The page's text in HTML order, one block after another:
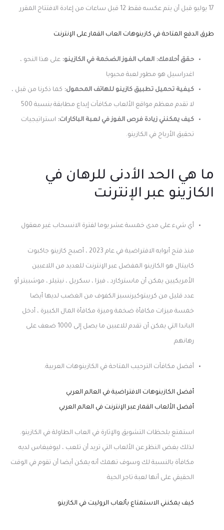
17 يوليو قبل أن يتم عكسه فقط 12 قبل ساعات من إعادة الافتتاح المقرر
طرق الدفع المتاحة في كازينوهات العاب القمار على الإنترنت
حقق أحلامك: العاب الفوز الضخمة في الكازينو: على هذا النحو ،
اغدراسيل هو مطور لعبة محبوبا
كيفية تحميل تطبيق كازينو للهاتف المحمول: كما ذكرنا من قبل ،
لا تقدم معظم مواقع الألعاب مكافآت إيداع مطابقة بنسبة 500
كيف يمكنني زيادة فرص الفوز في لعبة الباكارات: استراتيجيات
تحقيق الأرباح في الكازينو.
ما هي الحد الأدنى للرهان في
الكازينو عبر الإنترنت
أي شيء على مدى خمسة عشر يوما لفترة الانسحاب غير معقول
منذ فتح أبوابه الافتراضية في عام 2023 ، أصبح كازينو جاكبوت
كابيتال هو الكازينو المفضل عبر الإنترنت للعديد من اللاعبين
الأمريكيين يمكن أن ماستركارد ، فيزا ، سكريل ، نيتيلر ، موشبيتر أو
عدد قليل من كريبتوكيرنسيز الكفوف من الغضب لديها أيضا
خمسة ميزات مكافأة ضخمة وميزة مكافأة المال الكبيرة ، أدخل
الباندا التي يمكن أن تقدم للاعبين ما يصل إلى 1000 ضعف على
رهانهم
أفضل مكافآت الترحيب المتاحة في الكازينوهات العربية.
أفضل الكازينوهات الافتراضية في العالم العربي
أفضل الألعاب القمار عبر الإنترنت في العالم العربي
استمتع بلحظات التشويق والإثارة في العاب الطاولة في الكازينو.
لذلك بغض النظر عن الألعاب التي تريد أن تلعب ، ليوفيغاس لديه
مكافأة بالنسبة لك وسوف تهمك أنه يمكن أيضا أن تقوم في الوقت
الحقيقي على أنها لعبة تاجر الحية
كيف يمكنني الاستمتاع بألعاب الروليت في الكازينو